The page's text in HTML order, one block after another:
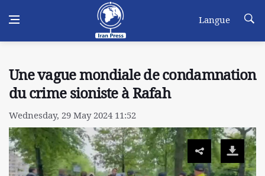
Langue
Une vague mondiale de condamnation
du crime sioniste à Rafah
Wednesday, 29 May 2024 11:52